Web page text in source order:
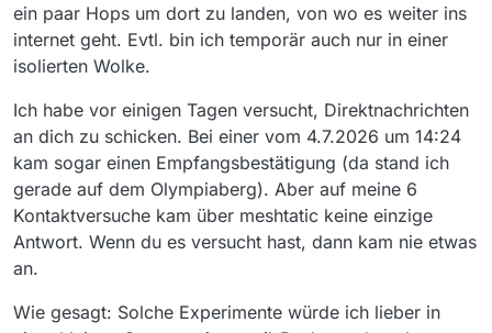
ein paar Hops um dort zu landen, von wo es weiter ins
internet geht. Evtl. bin ich temporär auch nur in einer
isolierten Wolke.
Ich habe vor einigen Tagen versucht, Direktnachrichten
an dich zu schicken. Bei einer vom 4.7.2026 um 14:24
kam sogar einen Empfangsbestätigung (da stand ich
gerade auf dem Olympiaberg). Aber auf meine 6
Kontaktversuche kam über meshtatic keine einzige
Antwort. Wenn du es versucht hast, dann kam nie etwas
an.
Wie gesagt: Solche Experimente würde ich lieber in